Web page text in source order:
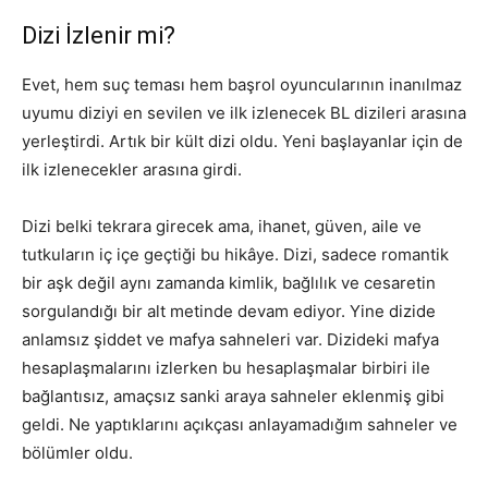
Dizi İzlenir mi?
Evet, hem suç teması hem başrol oyuncularının inanılmaz
uyumu diziyi en sevilen ve ilk izlenecek BL dizileri arasına
yerleştirdi. Artık bir kült dizi oldu. Yeni başlayanlar için de
ilk izlenecekler arasına girdi.
Dizi belki tekrara girecek ama, ihanet, güven, aile ve
tutkuların iç içe geçtiği bu hikâye. Dizi, sadece romantik
bir aşk değil aynı zamanda kimlik, bağlılık ve cesaretin
sorgulandığı bir alt metinde devam ediyor. Yine dizide
anlamsız şiddet ve mafya sahneleri var. Dizideki mafya
hesaplaşmalarını izlerken bu hesaplaşmalar birbiri ile
bağlantısız, amaçsız sanki araya sahneler eklenmiş gibi
geldi. Ne yaptıklarını açıkçası anlayamadığım sahneler ve
bölümler oldu.